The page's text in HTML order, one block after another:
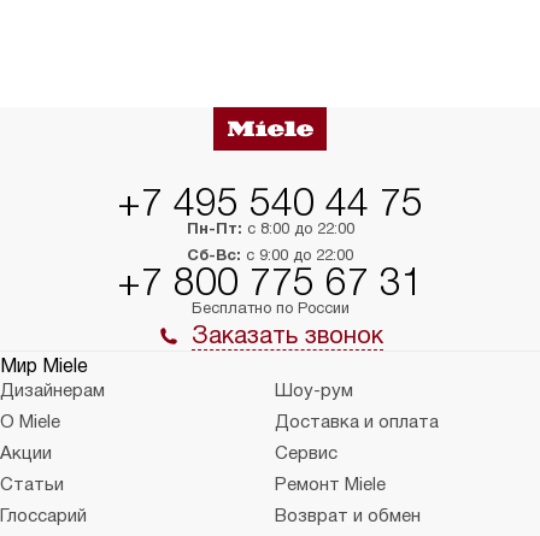
+7 495 540 44 75
Пн-Пт: с 8:00 до 22:00
Сб-Вс: с 9:00 до 22:00
+7 800 775 67 31
Бесплатно по России
Заказать звонок
Мир Miele
Дизайнерам
Шоу-рум
О Miele
Доставка и оплата
Акции
Сервис
Статьи
Ремонт Miele
Глоссарий
Возврат и обмен